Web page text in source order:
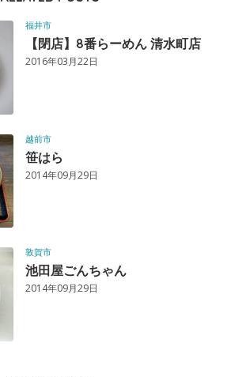
福井市
【閉店】8番らーめん 清水町店
2016年03月22日
越前市
笹はら
2014年09月29日
敦賀市
池田屋ごんちゃん
2014年09月29日